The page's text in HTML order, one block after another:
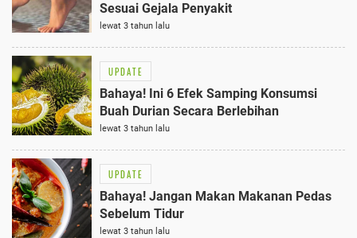
Sesuai Gejala Penyakit
lewat 3 tahun lalu
UPDATE
Bahaya! Ini 6 Efek Samping Konsumsi
Buah Durian Secara Berlebihan
lewat 3 tahun lalu
UPDATE
Bahaya! Jangan Makan Makanan Pedas
Sebelum Tidur
lewat 3 tahun lalu